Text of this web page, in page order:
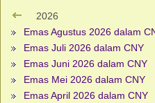
2026
Emas Agustus 2026 dalam
Emas Juli 2026 dalam CNY
Emas Juni 2026 dalam CNY
Emas Mei 2026 dalam CNY
Emas April 2026 dalam CNY